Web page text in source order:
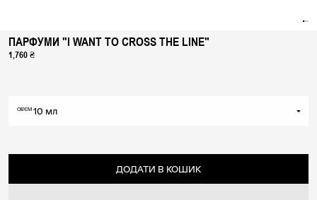
ПАРФУМИ "I WANT TO CROSS THE LINE"
1,760 ₴
ОБ'ЄМ 10 мл
ДОДАТИ В КОШИК